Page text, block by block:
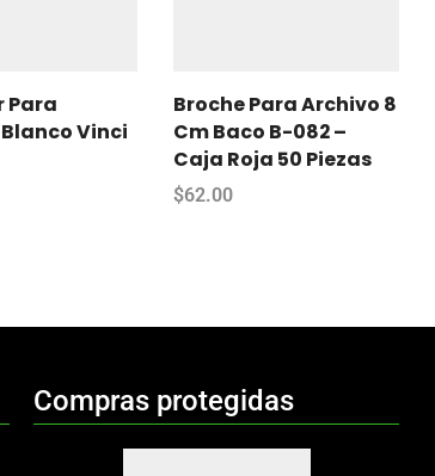
Para
Vinci
Broche Para Archivo 8
Cm Baco B-082 –
Caja Roja 50 Piezas
$62.00
Compras protegidas